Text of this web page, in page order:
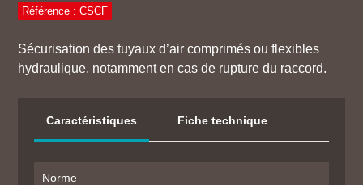
Référence : CSCF
Sécurisation des tuyaux d’air comprimés ou flexibles
hydraulique, notamment en cas de rupture du raccord.
Caractéristiques Fiche technique
Norme